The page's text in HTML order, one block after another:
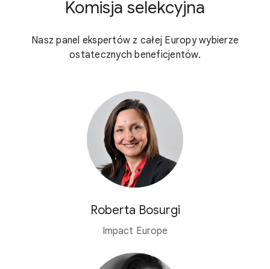
Komisja selekcyjna
Nasz panel ekspertów z całej Europy wybierze
ostatecznych beneficjentów.
Roberta Bosurgi
Impact Europe